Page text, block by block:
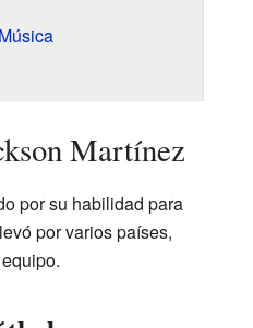
Martínez
por su habilidad para
por varios países,